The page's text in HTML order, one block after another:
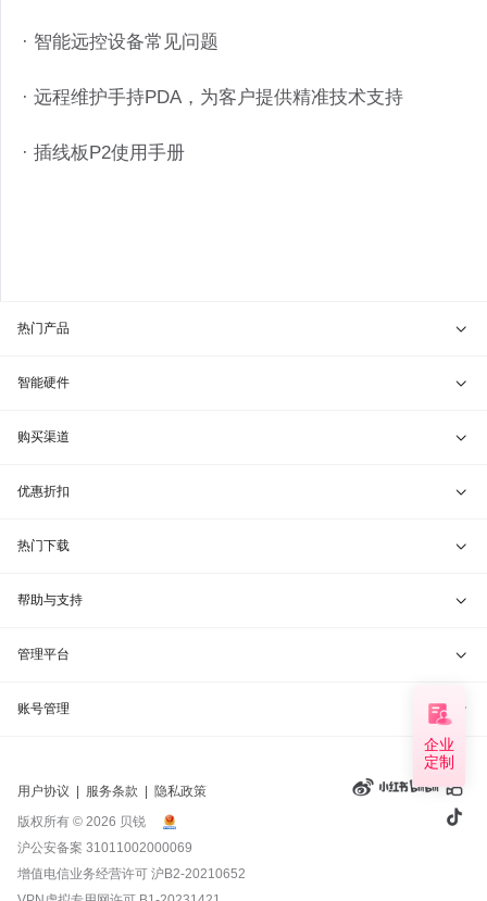
· 智能远控设备常见问题
· 远程维护手持PDA，为客户提供精准技术支持
· 插线板P2使用手册
企业
定制
热门产品
贝锐向日葵 · 远程控制
贝锐蒲公英 · 异地组网
贝锐花生壳 · 动态域名
贝锐洋葱头 · 协作无间
智能硬件
贝锐向日葵硬件
贝锐蒲公英硬件
贝锐花生壳硬件
购买渠道
天猫旗舰店
京东旗舰店
优惠折扣
兑换码通道
教育公益折扣
热门下载
贝锐向日葵客户端
贝锐蒲公英客户端
贝锐花生壳客户端
帮助与支持
我要建议
我要投诉
钻石VIP
远程协助
管理平台
贝锐向日葵管理
贝锐花生壳管理
贝锐洋葱头管理
账号管理
账号信息
产品续费
用户协议 服务条款
隐私政策
版权所有 © 2026 贝锐
沪公安备案 31011002000069
增值电信业务经营许可 沪B2-20210652